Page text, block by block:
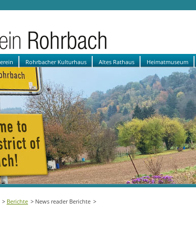
Rohrbacher Kulturhaus Altes Rathaus Heimatmuseum
Berichte News reader Berichte